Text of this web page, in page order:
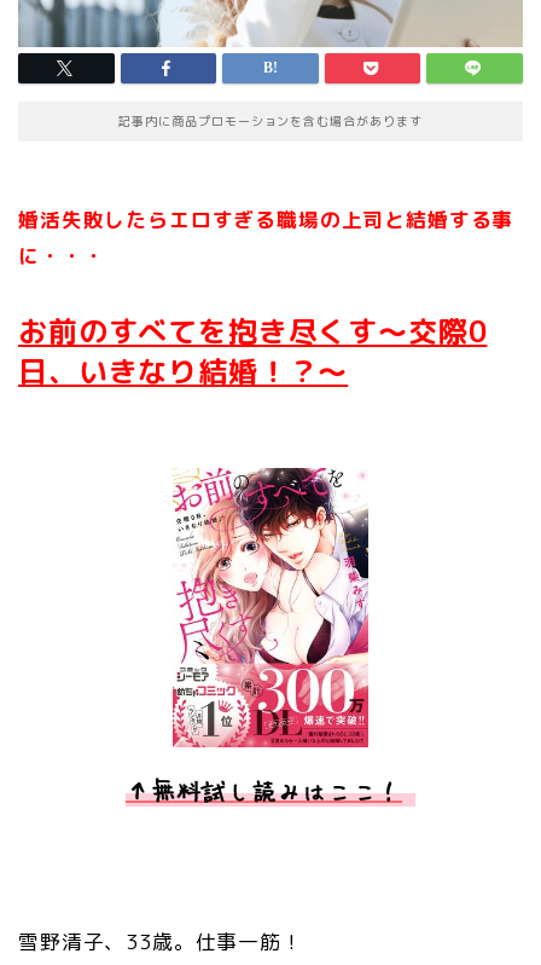
記事内に商品プロモーションを含む場合があります
婚活失敗したらエロすぎる職場の上司と結婚する事
に・・・
お前のすべてを抱き尽くす～交際0
日、いきなり結婚！？～
↑無料試し読みはここ！
雪野清子、33歳。仕事一筋！